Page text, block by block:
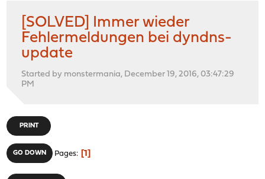
[SOLVED] Immer wieder
Fehlermeldungen bei dyndns-
update
Started by monstermania, December 19, 2016, 03:47:29
PM
PRINT
GO DOWN Pages 1